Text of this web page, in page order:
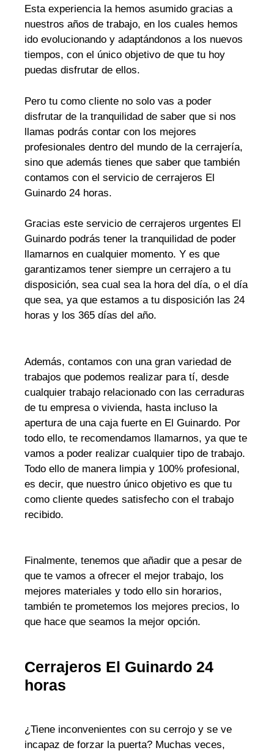
Esta experiencia la hemos asumido gracias a
nuestros años de trabajo, en los cuales hemos
ido evolucionando y adaptándonos a los nuevos
tiempos, con el único objetivo de que tu hoy
puedas disfrutar de ellos.
Pero tu como cliente no solo vas a poder
disfrutar de la tranquilidad de saber que si nos
llamas podrás contar con los mejores
profesionales dentro del mundo de la cerrajería,
sino que además tienes que saber que también
contamos con el servicio de cerrajeros El
Guinardo 24 horas.
Gracias este servicio de cerrajeros urgentes El
Guinardo podrás tener la tranquilidad de poder
llamarnos en cualquier momento. Y es que
garantizamos tener siempre un cerrajero a tu
disposición, sea cual sea la hora del día, o el día
que sea, ya que estamos a tu disposición las 24
horas y los 365 días del año.
Además, contamos con una gran variedad de
trabajos que podemos realizar para tí, desde
cualquier trabajo relacionado con las cerraduras
de tu empresa o vivienda, hasta incluso la
apertura de una caja fuerte en El Guinardo. Por
todo ello, te recomendamos llamarnos, ya que te
vamos a poder realizar cualquier tipo de trabajo.
Todo ello de manera limpia y 100% profesional,
es decir, que nuestro único objetivo es que tu
como cliente quedes satisfecho con el trabajo
recibido.
Finalmente, tenemos que añadir que a pesar de
que te vamos a ofrecer el mejor trabajo, los
mejores materiales y todo ello sin horarios,
también te prometemos los mejores precios, lo
que hace que seamos la mejor opción.
Cerrajeros El Guinardo 24
horas
¿Tiene inconvenientes con su cerrojo y se ve
incapaz de forzar la puerta? Muchas veces,